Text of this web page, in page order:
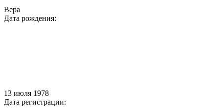
Вера
Дата рождения:
13 июля 1978
Дата регистрации: